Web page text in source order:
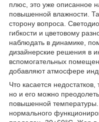
плюс, это уже описанное
повышенной влажности.
сторону вопроса.
гибкости и цветовому
наблюдать в динамике,
дизайнерские решения в
вспомогательных
добавляют атмосфере
Что касается
но и его можно
повышенной
нормального